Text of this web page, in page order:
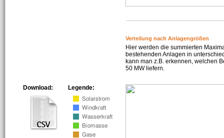
Verteilung nach Anlagengrößen
Hier werden die summierten
bestehenden Anlagen in
kann man z.B. erkennen, welchen
50 MW liefern.
Legende:
Download: